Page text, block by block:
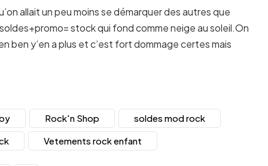
allait un peu moins se démarquer des autres que
stock qui fond comme neige au soleil.On
ben y’en a plus et c’est fort dommage certes mais
Rock'n Shop
soldes mod rock
Vetements rock enfant